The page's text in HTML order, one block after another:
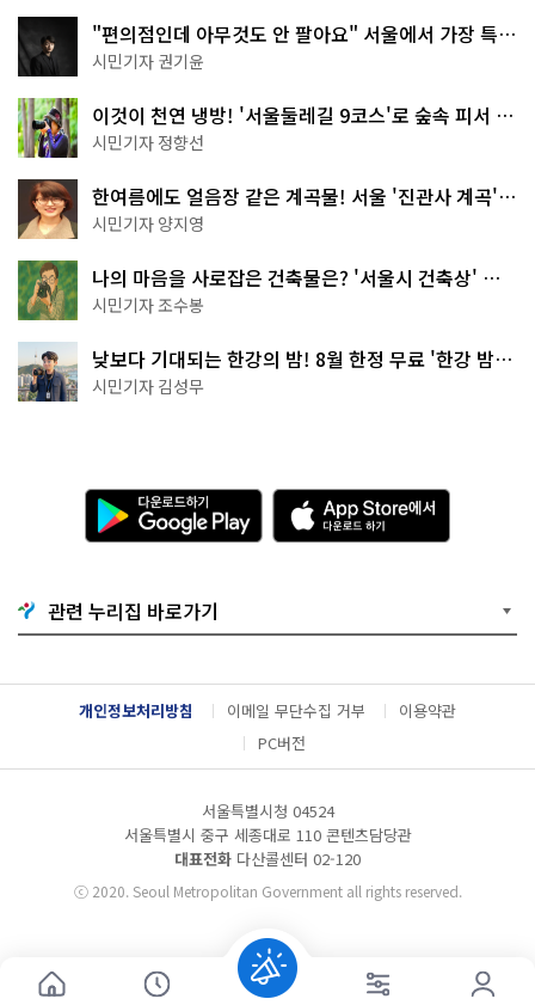
"편의점인데 아무것도 안 팔아요" 서울에서 가장 특별
한 편의점의 정체
시민기자 권기윤
이것이 천연 냉방! '서울둘레길 9코스'로 숲속 피서 떠
나볼까
시민기자 정향선
한여름에도 얼음장 같은 계곡물! 서울 '진관사 계곡'이
천국이네~
시민기자 양지영
나의 마음을 사로잡은 건축물은? '서울시 건축상' 수
상작 공개!
시민기자 조수봉
낮보다 기대되는 한강의 밤! 8월 한정 무료 '한강 밤
핑' 예약은?
시민기자 김성무
다
운
로
기
G
o
g
l
e
l
A
p
p
e
서
다
운
드
관련 누리집 바로가기
개인정보처리방침 이메일 무단수집 거부
이용약관
PC버전
서울특별시청 04524
서울특별시 중구 세종대로 110 콘텐츠담당관
대표전화 다산콜센터 02-120
ⓒ2020. Seoul Metropolitan Government all rights reserved.